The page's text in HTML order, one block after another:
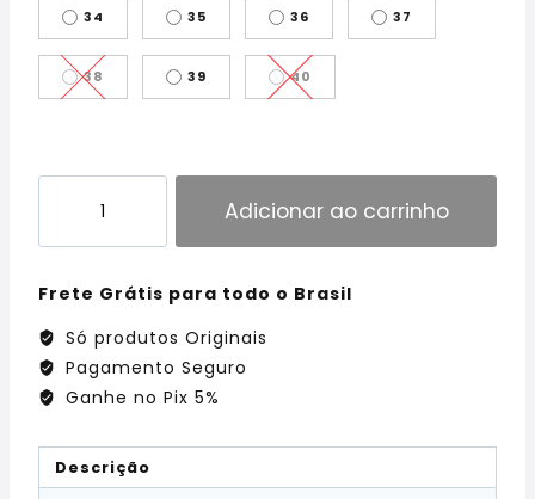
34 35 36 37
38 39 40
Adicionar ao carrinho
Frete Grátis para todo o Brasil
Só produtos Originais
Pagamento Seguro
Ganhe no Pix 5%
Descrição